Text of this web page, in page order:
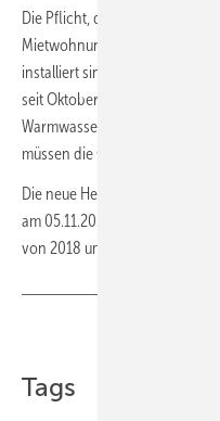
Die Pflicht, die Mieter*innen zu
Mietwohnungen, in denen
installiert sind. Bei
seit Oktober 2020
Warmwasserzähler gilt ein
müssen die Geräte
Die neue Heizkosten-
am 05.11.2021 zugestimmt hat,
von 2018 um. ■
Tags